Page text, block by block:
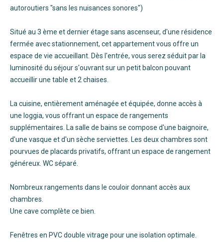
autoroutiers "sans les nuisances sonores")
Situé au 3 ème et dernier étage sans ascenseur, d'une résidence
fermée avec stationnement, cet appartement vous offre un
espace de vie accueillant. Dès l'entrée, vous serez séduit par la
luminosité du séjour s'ouvrant sur un petit balcon pouvant
accueillir une table et 2 chaises.
La cuisine, entièrement aménagée et équipée, donne accès à
une loggia, vous offrant un espace de rangements
supplémentaires. La salle de bains se compose d'une baignoire,
d'une vasque et d'un sèche serviettes. Les deux chambres sont
pourvues de placards privatifs, offrant un espace de rangement
généreux. WC séparé.
Nombreux rangements dans le couloir donnant accès aux
chambres.
Une cave complète ce bien.
Fenêtres en PVC double vitrage pour une isolation optimale.